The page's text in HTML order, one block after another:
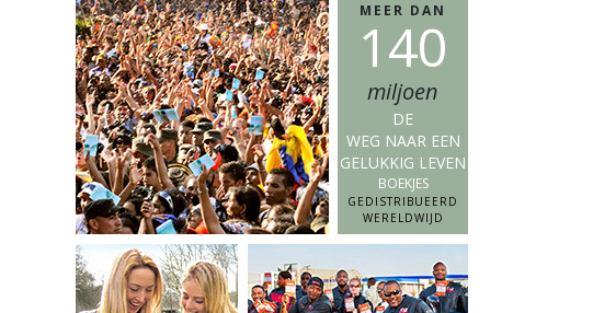
MEER DAN
140
miljoen
DE
WEG NAAR EEN
GELUKKIG LEVEN
BOEKJES
GEDISTRIBUEERD
WERELDWIJD